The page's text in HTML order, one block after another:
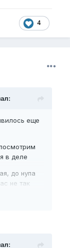
4
еще
в деле
до нупа
не так
могу